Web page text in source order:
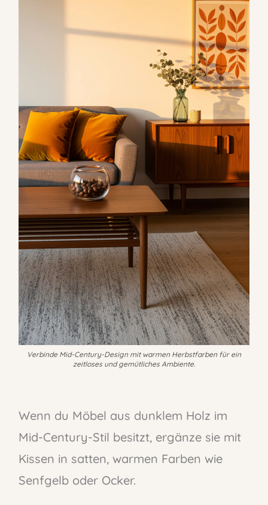
Verbinde Mid-Century-Design mit warmen Herbstfarben für ein
zeitloses und gemütliches Ambiente.
Wenn du Möbel aus dunklem Holz im
Mid-Century-Stil besitzt, ergänze sie mit
Kissen in satten, warmen Farben wie
Senfgelb oder Ocker.